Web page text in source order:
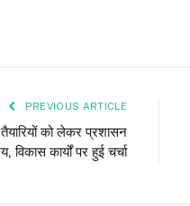
PREVIOUS ARTICLE
को लेकर प्रशासन
विकास कार्यों पर हुई चर्चा